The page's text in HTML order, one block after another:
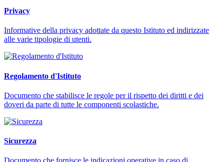
Privacy
Informative della privacy adottate da questo Istituto ed indirizzate
alle varie tipologie di utenti.
Regolamento d'Istituto
Documento che stabilisce le regole per il rispetto dei diritti e dei
doveri da parte di tutte le componenti scolastiche.
Sicurezza